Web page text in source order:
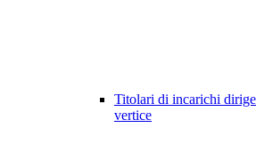
Titolari di incarichi
vertice